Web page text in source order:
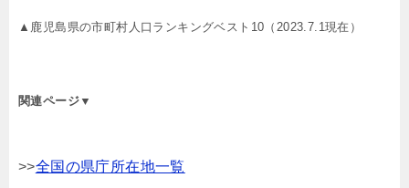
▲鹿児島県の市町村人口ランキングベスト10（2023.7.1現在）
関連ページ▼
>>全国の県庁所在地一覧